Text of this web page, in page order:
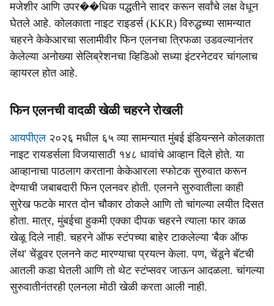
मजेशीर आणि उपर��धिक पद्धतीने सादर करून सर्वांचे लक्ष वेधून
घेतले आहे. कोलकाता नाइट राइडर्स (KKR) विरुद्धच्या सामन्यात
चहरने केकेआरचा सलामीवीर फिन एलनचा त्रिफळा उडवल्यानंतर
केलेल्या अनोख्या सेलिब्रेशनचा व्हिडिओ सध्या इंटरनेटवर चांगलाच
व्हायरल होत आहे.
फिन एलनची वादळी खेळी चहरने रोखली
आयपीएल २०२६ मधील ६५ व्या सामन्यात मुंबई इंडियन्सने कोलकाता
नाइट रायडर्सला विजयासाठी १४८ धावांचे आव्हान दिले होते. या
आव्हानाचा पाठलाग करताना केकेआरला स्फोटक सुरुवात करून
देण्याची जबाबदारी फिन एलनवर होती. एलनने सुरुवातीला काही
सुरेख फटके मारत दोन चौकार ठोकले आणि तो चांगल्या लयीत दिसत
होता. मात्र, मुंबईचा हुकमी एक्का दीपक चहरने त्याला फार काळ
खेळू दिले नाही. चहरने ऑफ स्टंपच्या बाहेर टाकलेल्या 'बैक ऑफ
लेंथ' चेंडूवर एलनने कट मारण्याचा प्रयत्न केला. पण, चेंडूने बॅटची
आतली कडा घेतली आणि तो थेट स्टंप्सवर जाऊन आदळला. चांगल्या
सुरुवातीनंतरही एलनला मोठी खेळी करता आली नाही.